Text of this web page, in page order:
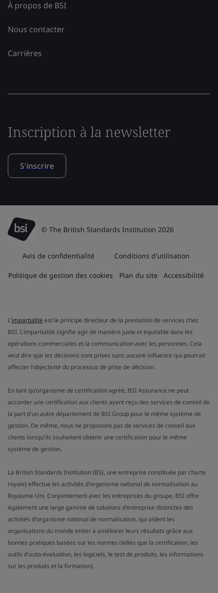
À propos de BSI
Nous contacter
Carrières
Inscription à la newsletter
S'inscrire
© The British Standards Institution 2026
Avis de confidentialité Conditions d'utilisation
Politique de gestion des cookies Plan du site Accessibilité
L'impartialité est le principe directeur de la prestation de services chez
BSI. L'impartialité signifie agir de manière juste et équitable dans les
opérations commerciales et la communication avec les personnes. Cela
veut dire que les décisions sont prises sans aucune influence qui pourrait
affecter l'objectivité du processus de prise de décision.
En tant qu'organisme de certification agréé, BSI Assurance ne peut
accorder une certification aux clients ayant reçu des services de conseil de
la part d'un autre département de BSI Group pour le même système de
gestion. De même, nous ne proposons pas de services de conseil aux
clients lorsqu'ils souhaitent obtenir une certification pour le même
système de gestion.
La British Standards Institution (BSI, une entreprise constituée par charte
royale) effectue les activités d'organisme national de normalisation au
Royaume-Uni. Conjointement avec les entreprises du groupe, BSI offre
également une large gamme de solutions d'entreprise distinctes des
activités d'organisme national de normalisation, qui aident les
organisations du monde entier à améliorer leurs résultats grâce aux
bonnes pratiques basées sur les normes (telles que la certification, les
outils d'auto-évaluation, les logiciels, le test de produits, les informations
sur les produits et la formation).